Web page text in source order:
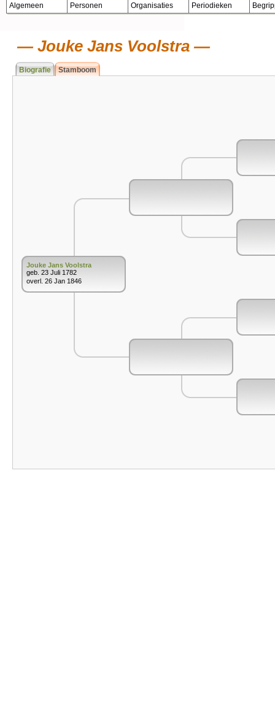
Algemeen Personen Organisaties Periodieken
Jouke Jans Voolstra
Biografie Stamboom
Jouke Jans Voolstra
geb. 23 Juli 1782
overl. 26 Jan 1846